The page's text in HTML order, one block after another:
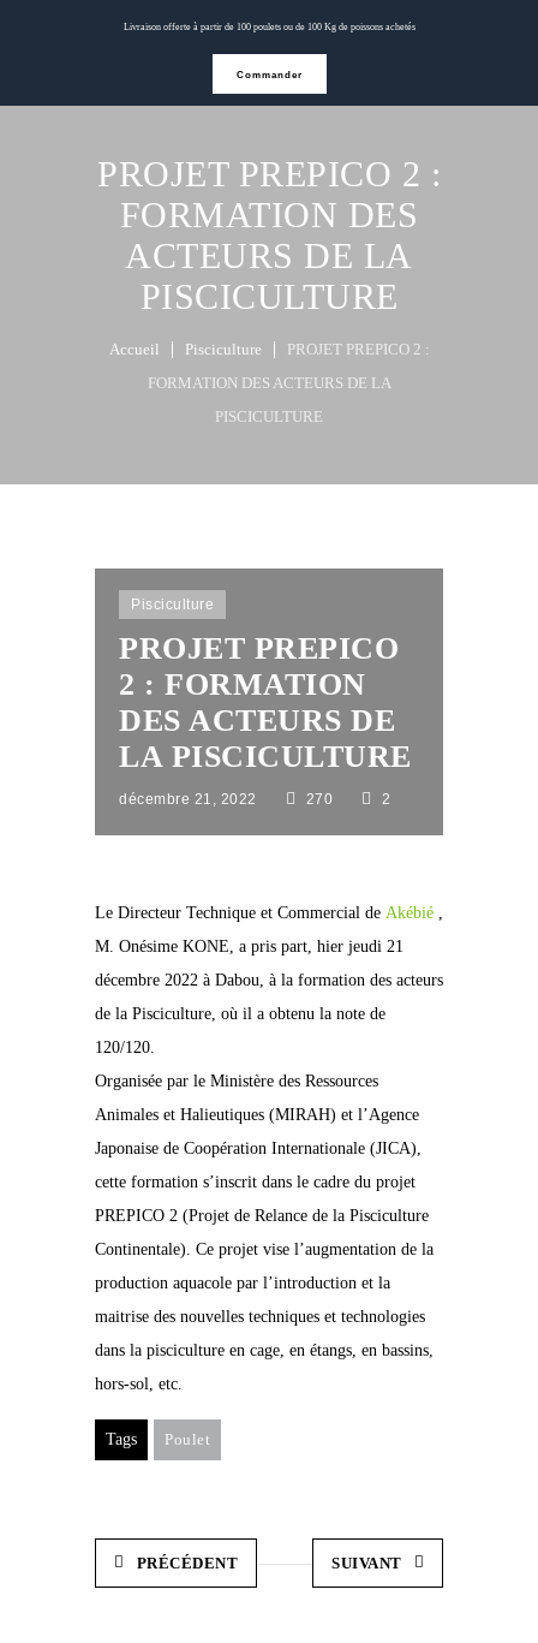
Livraison offerte à partir de 100 poulets ou de 100 Kg de poissons achetés
Commander
PROJET PREPICO 2 :
FORMATION DES
ACTEURS DE LA
PISCICULTURE
Accueil Pisciculture
PROJET PREPICO 2 :
FORMATION DES ACTEURS DE LA
PISCICULTURE
Pisciculture
PROJET PREPICO
2 : FORMATION
DES ACTEURS DE
LA PISCICULTURE
décembre 21, 2022 270 2
Le Directeur Technique et Commercial de Akébié ,
M. Onésime KONE, a pris part, hier jeudi 21
décembre 2022 à Dabou, à la formation des acteurs
de la Pisciculture, où il a obtenu la note de
120/120.
Organisée par le Ministère des Ressources
Animales et Halieutiques (MIRAH) et l’Agence
Japonaise de Coopération Internationale (JICA),
cette formation s’inscrit dans le cadre du projet
PREPICO 2 (Projet de Relance de la Pisciculture
Continentale). Ce projet vise l’augmentation de la
production aquacole par l’introduction et la
maitrise des nouvelles techniques et technologies
dans la pisciculture en cage, en étangs, en bassins,
hors-sol, etc.
Tags Poulet
PRÉCÉDENT SUIVANT